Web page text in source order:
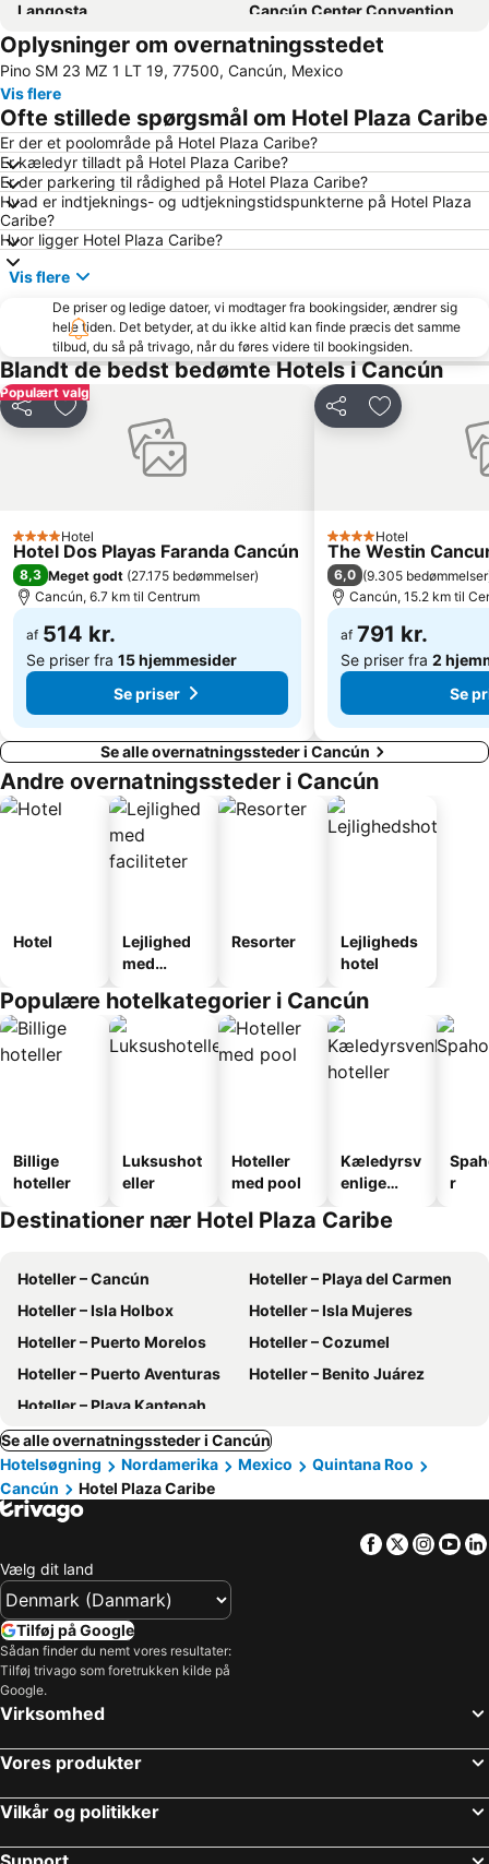
Langosta
Cancún Center Conventions & Exhibitions
Playa Linda
Planet Hollywood Cancun
Playa Paraíso
Oplysninger om overnatningsstedet
Pino SM 23 MZ 1 LT 19, 77500, Cancún, Mexico
Vis flere
Ofte stillede spørgsmål om Hotel Plaza Caribe
Er der et poolområde på Hotel Plaza Caribe?
Er kæledyr tilladt på Hotel Plaza Caribe?
Er der parkering til rådighed på Hotel Plaza Caribe?
Hvad er indtjeknings- og udtjekningstidspunkterne på Hotel Plaza
Caribe?
Hvor ligger Hotel Plaza Caribe?
Vis flere
De priser og ledige datoer, vi modtager fra bookingsider, ændrer sig
hele tiden. Det betyder, at du ikke altid kan finde præcis det samme
tilbud, du så på trivago, når du føres videre til bookingsiden.
Blandt de bedst bedømte Hotels i Cancún
Populært valg
Del Føj til favoritter
4 Stjerner
Hotel
Hotel Dos Playas Faranda Cancún
8,3 Meget godt (27.175 bedømmelser)
Cancún, 6.7 km til Centrum
af 514 kr.
Se priser fra 15 hjemmesider
Se priser
Del Føj til
4 Stjerner
Hotel
The Westin
6,0 (9.305 bedømmelser
Cancún, 15.2 km til
af 791 kr.
Se priser fra 2
Se
Se alle overnatningssteder i Cancún
Andre overnatningssteder i Cancún
Hotel
Lejlighed
med
Resorter
Lejligheds
hotel
Populære hotelkategorier i Cancún
Billige
hoteller
Luksushot
eller
Hoteller
med pool
Kæledyrsv
enlige
r
Destinationer nær Hotel Plaza Caribe
Hoteller – Cancún
Hoteller – Playa del Carmen
Hoteller – Isla Holbox
Hoteller – Isla Mujeres
Hoteller – Puerto Morelos
Hoteller – Cozumel
Hoteller – Puerto Aventuras
Hoteller – Benito Juárez
Hoteller – Playa Kantenah
Se alle overnatningssteder i Cancún
Hotelsøgning
Nordamerika Mexico
Quintana Roo
Cancún
Hotel Plaza Caribe
Facebook
Twitter
Vælg dit land
Tilføj på Google
Sådan finder du nemt vores resultater:
Tilføj trivago som foretrukken kilde på
Google.
Virksomhed
Vores produkter
Vilkår og politikker